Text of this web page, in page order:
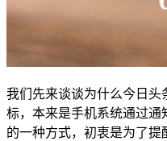
我们先来谈谈为什么今日头
标，本来是手机系统通过
的一种方式，初衷是为了